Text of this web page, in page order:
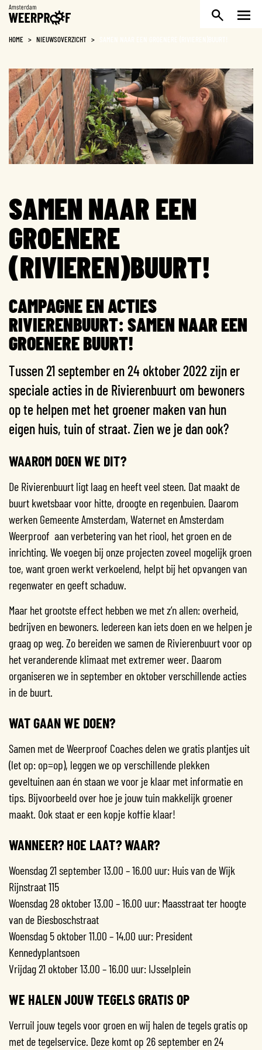
Weerproof
HOME > NIEUWSOVERZICHT >
SAMEN NAAR EEN
GROENERE
(RIVIEREN)BUURT!
CAMPAGNE EN ACTIES
RIVIERENBUURT: SAMEN NAAR EEN
GROENERE BUURT!
Tussen 21 september en 24 oktober 2022 zijn er
speciale acties in de Rivierenbuurt om bewoners
op te helpen met het groener maken van hun
eigen huis, tuin of straat. Zien we je dan ook?
WAAROM DOEN WE DIT?
De Rivierenbuurt ligt laag en heeft veel steen. Dat maakt de
buurt kwetsbaar voor hitte, droogte en regenbuien. Daarom
werken Gemeente Amsterdam, Waternet en Amsterdam
Weerproof aan verbetering van het riool, het groen en de
inrichting. We voegen bij onze projecten zoveel mogelijk groen
toe, want groen werkt verkoelend, helpt bij het opvangen van
regenwater en geeft schaduw.
Maar het grootste effect hebben we met z’n allen: overheid,
bedrijven en bewoners. Iedereen kan iets doen en we helpen je
graag op weg. Zo bereiden we samen de Rivierenbuurt voor op
het veranderende klimaat met extremer weer. Daarom
organiseren we in september en oktober verschillende acties
in de buurt.
WAT GAAN WE DOEN?
Samen met de Weerproof Coaches delen we gratis plantjes uit
(let op: op=op), leggen we op verschillende plekken
geveltuinen aan én staan we voor je klaar met informatie en
tips. Bijvoorbeeld over hoe je jouw tuin makkelijk groener
maakt. Ook staat er een kopje koffie klaar!
WANNEER? HOE LAAT? WAAR?
Woensdag 21 september 13.00 – 16.00 uur: Huis van de Wijk
Rijnstraat 115
Woensdag 28 oktober 13.00 – 16.00 uur: Maasstraat ter hoogte
van de Biesboschstraat
Woensdag 5 oktober 11.00 – 14.00 uur: President
Kennedyplantsoen
Vrijdag 21 oktober 13.00 – 16.00 uur: IJsselplein
WE HALEN JOUW TEGELS GRATIS OP
Verruil jouw tegels voor groen en wij halen de tegels gratis op
met de tegelservice. Deze komt op 26 september en 24